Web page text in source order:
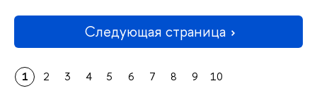
Следующая страница
1 2 3 4 5 6 7 8 9 10